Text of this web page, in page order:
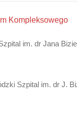
Kompleksowego
im. dr Jana
Szpital im. dr J.